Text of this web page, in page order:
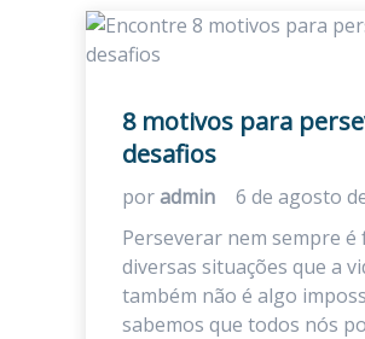
8 motivos para
desafios
poradmin
6 de agosto
Perseverar nem sempre é
diversas situações que a
também não é algo
sabemos que todos nós